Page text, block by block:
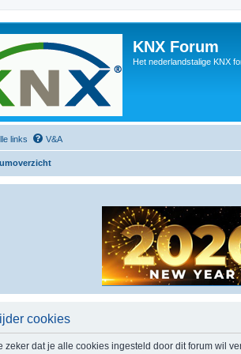
KNX Forum
Het nederlandstalige KNX
links V&A
cookies
zeker dat je alle cookies ingesteld door dit forum wil